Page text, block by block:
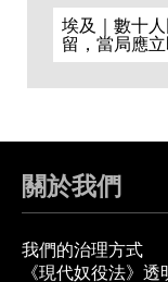
埃及｜數十
留，當局應
關於我們
我們的治理方式
《現代奴役法》透